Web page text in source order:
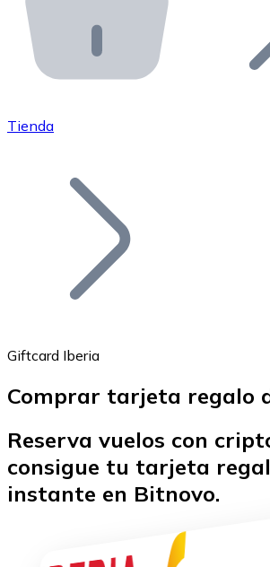
Bitnovo API
Integra nuestra API en tu
Únete a nuestra red de
Añade tu proyecto a nuestro
Bitcoin
BTC
Tienda
Giftcard Iberia
Comprar tarjeta regalo
Reserva vuelos con
consigue tu tarjeta
instante en Bitnovo.